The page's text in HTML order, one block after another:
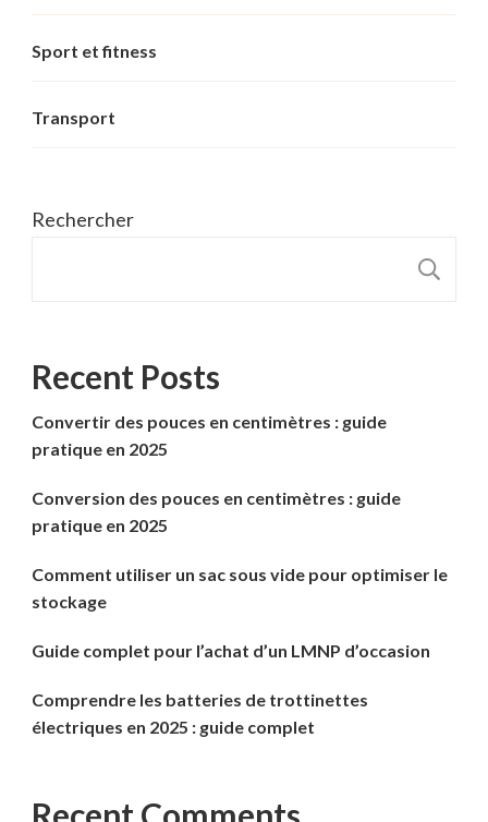
Sport et fitness
Transport
Rechercher
Recent Posts
Convertir des pouces en centimètres : guide
pratique en 2025
Conversion des pouces en centimètres : guide
pratique en 2025
Comment utiliser un sac sous vide pour optimiser le
stockage
Guide complet pour l’achat d’un LMNP d’occasion
Comprendre les batteries de trottinettes
électriques en 2025 : guide complet
Recent Comments